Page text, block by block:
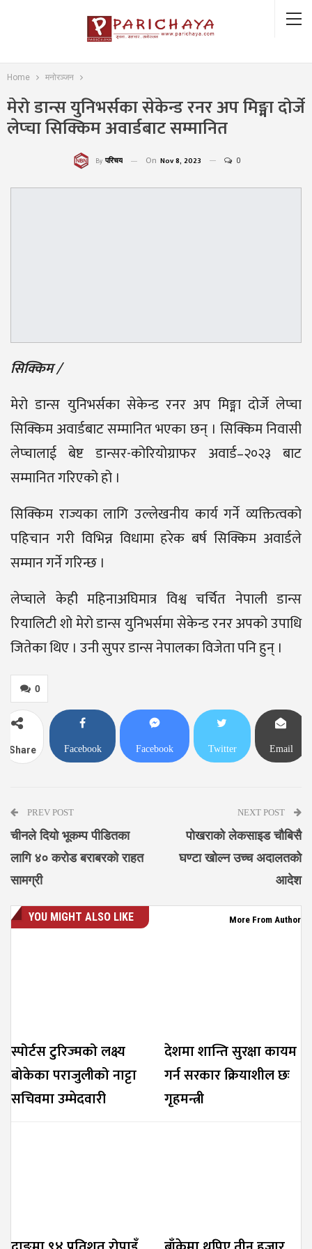
Home मनोरञ्जन
मेरो डान्स युनिभर्सका सेकेन्ड रनर अप मिङ्मा दोर्जे
लेप्चा सिक्किम अवार्डबाट सम्मानित
By परिचय On Nov 8, 2023 0
सिक्किम /
मेरो डान्स युनिभर्सका सेकेन्ड रनर अप मिङ्मा दोर्जे लेप्चा
सिक्किम अवार्डबाट सम्मानित भएका छन् । सिक्किम निवासी
लेप्चालाई बेष्ट डान्सर-कोरियोग्राफर अवार्ड–२०२३ बाट
सम्मानित गरिएको हो ।
सिक्किम राज्यका लागि उल्लेखनीय कार्य गर्ने व्यक्तित्वको
पहिचान गरी विभिन्न विधामा हरेक बर्ष सिक्किम अवार्डले
सम्मान गर्ने गरिन्छ ।
लेप्चाले केही महिनाअघिमात्र विश्व चर्चित नेपाली डान्स
रियालिटी शो मेरो डान्स युनिभर्समा सेकेन्ड रनर अपको उपाधि
जितेका थिए । उनी सुपर डान्स नेपालका विजेता पनि हुन् ।
0
Share Facebook Facebook Twitter Email
PREV POST
चीनले दियो भूकम्प पीडितका
लागि ४० करोड बराबरको राहत
सामग्री
NEXT POST
पोखराको लेकसाइड चौबिसै
घण्टा खोल्न उच्च अदालतको
आदेश
YOU MIGHT ALSO LIKE More From Author
स्पोर्टस टुरिज्मको लक्ष्य
बोकेका पराजुलीको नाट्टा
सचिवमा उम्मेदवारी
देशमा शान्ति सुरक्षा कायम
गर्न सरकार क्रियाशील छः
गृहमन्त्री